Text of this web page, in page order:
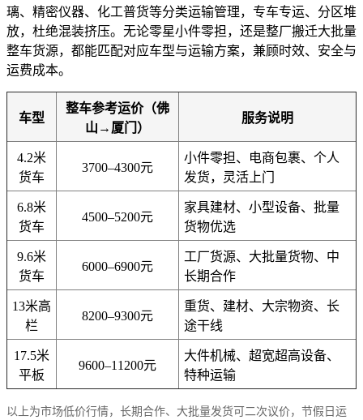
璃、精密仪器、化工普货等分类运输管理，专车专运、分区堆
放，杜绝混装挤压。无论零星小件零担，还是整厂搬迁大批量
整车货源，都能匹配对应车型与运输方案，兼顾时效、安全与
运费成本。
车型
整车参考运价（佛
山→厦门）
服务说明
4.2米
货车
3700–4300元
小件零担、电商包裹、个人
发货，灵活上门
6.8米
货车
4500–5200元
家具建材、小型设备、批量
货物优选
9.6米
货车
6000–6900元
工厂货源、大批量货物、中
长期合作
13米高
栏
8200–9300元
重货、建材、大宗物资、长
途干线
17.5米
平板
9600–11200元
大件机械、超宽超高设备、
特种运输
以上为市场低价行情，长期合作、大批量发货可二次议价，节假日运